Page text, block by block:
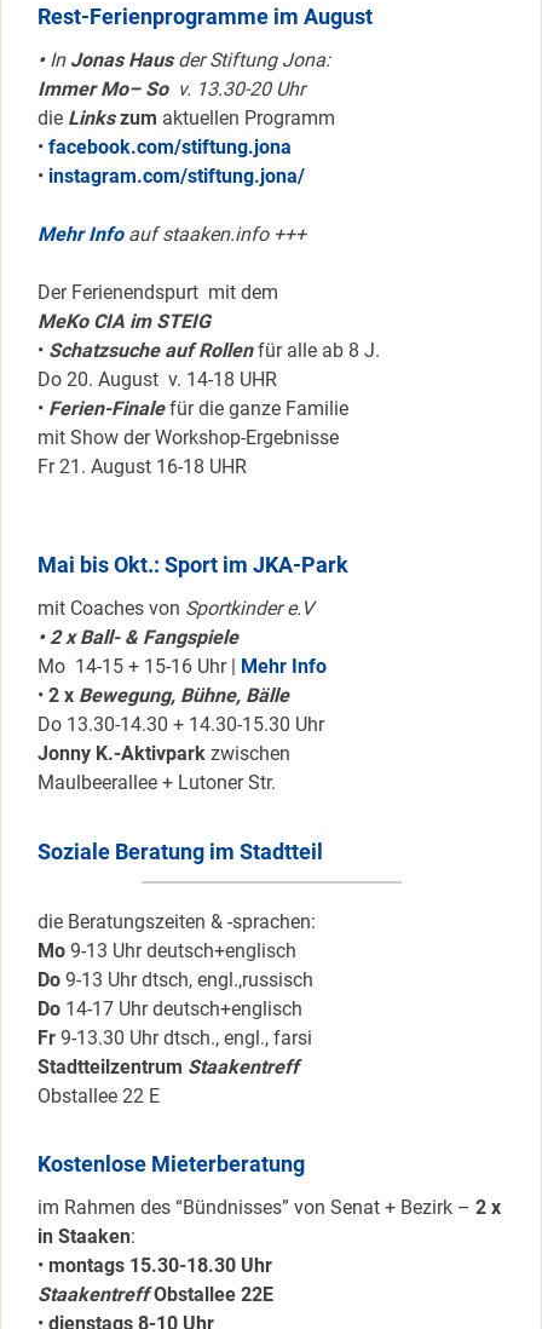
Rest-Ferienprogramme im August
•InJonas Hausder Stiftung Jona:
Immer Mo– So v. 13.30-20 Uhr
die Linkszum aktuellen Programm
• facebook.com/stiftung.jona
• instagram.com/stiftung.jona/
Mehr Infoauf staaken.info +++
Der Ferienendspurt mit dem
MeKo CIA im STEIG
• Schatzsuche auf Rollenfür alle ab 8 J.
Do 20. August v. 14-18 UHR
• Ferien-Finalefür die ganze Familie
mit Show der Workshop-Ergebnisse
Fr 21. August 16-18 UHR
Mai bis Okt.: Sport im JKA-Park
mit Coaches von Sportkinder e.V
• 2 x Ball- & Fangspiele
Mo 14-15 + 15-16 Uhr | Mehr Info
• 2 x Bewegung, Bühne, Bälle
Do 13.30-14.30 + 14.30-15.30 Uhr
Jonny K.-Aktivpark zwischen
Maulbeerallee + Lutoner Str.
Soziale Beratung im Stadtteil
die Beratungszeiten & -sprachen:
Mo 9-13 Uhr deutsch+englisch
Do 9-13 Uhr dtsch, engl.,russisch
Do 14-17 Uhr deutsch+englisch
Fr 9-13.30 Uhr dtsch., engl., farsi
Stadtteilzentrum Staakentreff
Obstallee 22 E
Kostenlose Mieterberatung
im Rahmen des “Bündnisses” von Senat + Bezirk – 2 x
in Staaken:
• montags 15.30-18.30 Uhr
Staakentreff Obstallee 22E
• dienstags 8-10 Uhr